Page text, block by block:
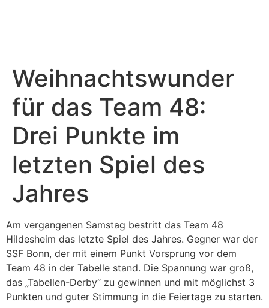
Weihnachtswunder
für das Team 48:
Drei Punkte im
letzten Spiel des
Jahres
Am vergangenen Samstag bestritt das Team 48
Hildesheim das letzte Spiel des Jahres. Gegner war der
SSF Bonn, der mit einem Punkt Vorsprung vor dem
Team 48 in der Tabelle stand. Die Spannung war groß,
das „Tabellen-Derby“ zu gewinnen und mit möglichst 3
Punkten und guter Stimmung in die Feiertage zu starten.